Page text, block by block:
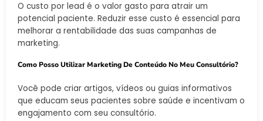
O custo por lead é o valor gasto para atrair um
potencial paciente. Reduzir esse custo é essencial para
melhorar a rentabilidade das suas campanhas de
marketing.
Como Posso Utilizar Marketing De Conteúdo No Meu Consultório?
Você pode criar artigos, vídeos ou guias informativos
que educam seus pacientes sobre saúde e incentivam o
engajamento com seu consultório.